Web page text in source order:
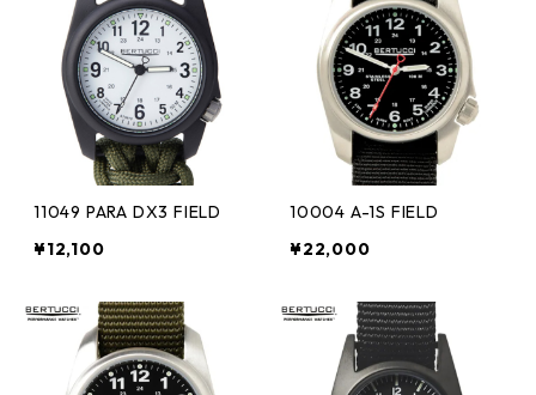
11049 PARA DX3 FIELD
¥12,100
10004 A-1S FIELD
¥22,000